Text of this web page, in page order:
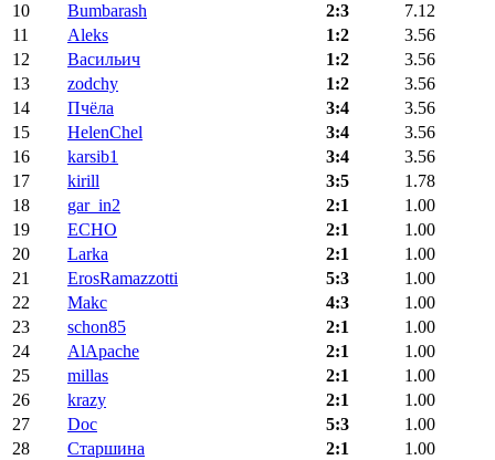
10
Bumbarash 2:3
7.12
11
Aleks 1:2
3.56
12
Васильич 1:2
3.56
13
zodchy 1:2
3.56
14
Пчёла 3:4
3.56
15
HelenChel 3:4
3.56
16
karsib1 3:4
3.56
17
kirill 3:5
1.78
18
gar_in2 2:1
1.00
19
ECHO 2:1
1.00
20
Larka 2:1
1.00
21
ErosRamazzotti 5:3
1.00
22
Makc 4:3
1.00
23
schon85 2:1
1.00
24
AlApache 2:1
1.00
25
millas 2:1
1.00
26
krazy 2:1
1.00
27
Doc 5:3
1.00
28
Старшина 2:1
1.00